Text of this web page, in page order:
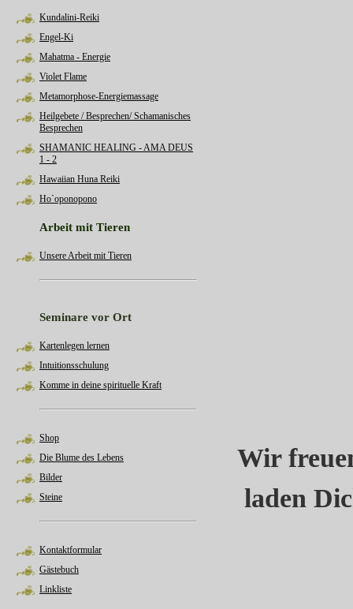
Kundalini-Reiki
Engel-Ki
Mahatma - Energie
Violet Flame
Metamorphose-Energiemassage
Heilgebete / Besprechen/ Schamanisches
Besprechen
SHAMANIC HEALING - AMA DEUS
1 - 2
Hawaiian Huna Reiki
Ho`oponopono
Arbeit mit Tieren
Unsere Arbeit mit Tieren
Seminare vor Ort
Kartenlegen lernen
Intuitionsschulung
Komme in deine spirituelle Kraft
Shop
Die Blume des Lebens
Bilder
Steine
Kontaktformular
Gästebuch
Linkliste
Wir
laden